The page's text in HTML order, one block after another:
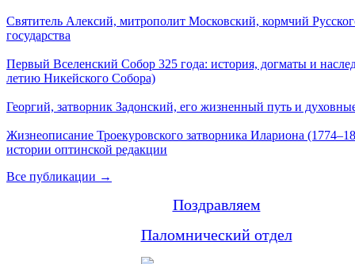
Святитель Алексий, митрополит Московский, кормчий
государства
Первый Вселенский Собор 325 года: история, догматы и
летию Никейского Собора)
Георгий, затворник Задонский, его жизненный путь и
Жизнеописание Троекуровского затворника Илариона
истории оптинской редакции
Все публикации →
Поздравляем
Паломнический отдел